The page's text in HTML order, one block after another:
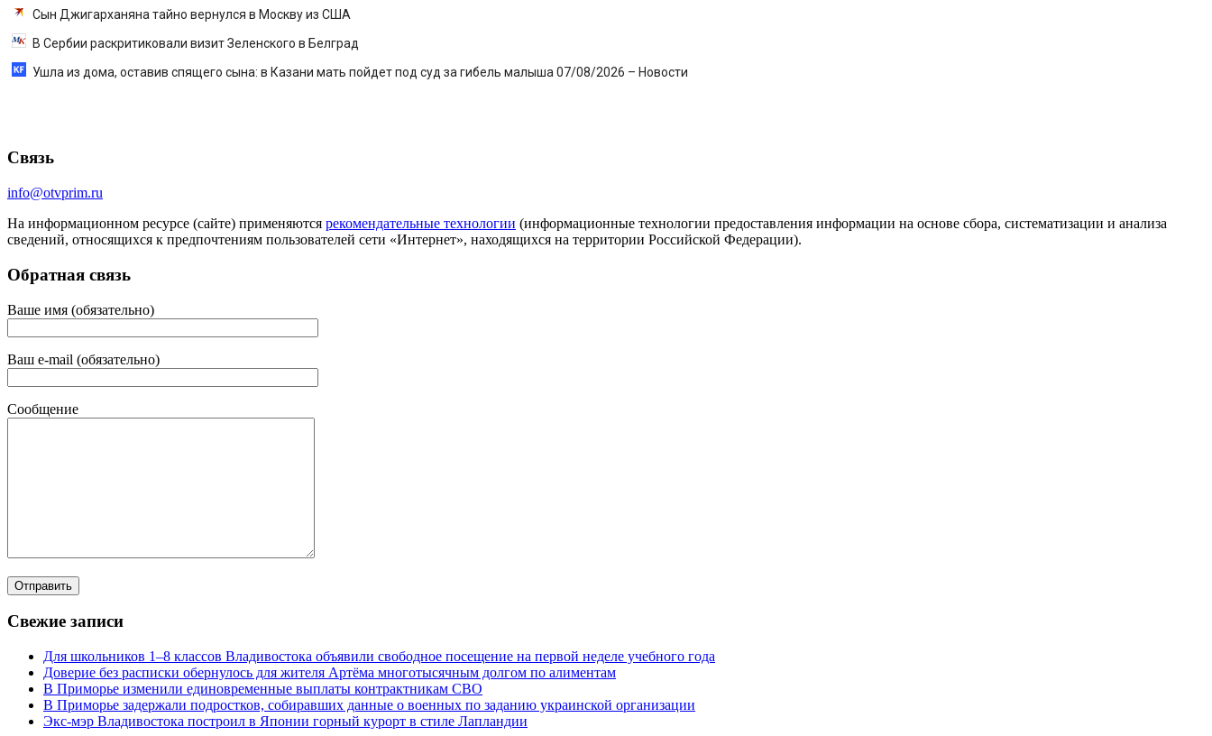
Сын Джигарханяна тайно вернулся в Москву из США
В Сербии раскритиковали визит Зеленского в Белград
Ушла из дома, оставив спящего сына: в Казани мать пойдет под суд за гибель малыша 07/08/2026 – Новости
Связь
info@otvprim.ru
На информационном ресурсе (сайте) применяются рекомендательные технологии (информационные технологии предоставления информации на основе сбора, систематизации и анализа
сведений, относящихся к предпочтениям пользователей сети «Интернет», находящихся на территории Российской Федерации).
Обратная связь
Ваше имя (обязательно)
Ваш e-mail (обязательно)
Сообщение
Свежие записи
Для школьников 1–8 классов Владивостока объявили свободное посещение на первой неделе учебного года
Доверие без расписки обернулось для жителя Артёма многотысячным долгом по алиментам
В Приморье изменили единовременные выплаты контрактникам СВО
В Приморье задержали подростков, собиравших данные о военных по заданию украинской организации
Экс-мэр Владивостока построил в Японии горный курорт в стиле Лапландии